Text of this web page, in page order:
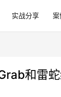
实战分享 案
和雷